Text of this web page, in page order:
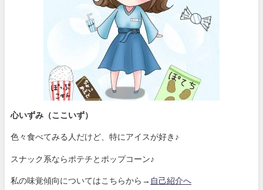
心いずみ（ここいず）
色々食べてみる人だけど、特にアイスが好き♪
スナック系ならポテチとポップコーン♪
私の味覚傾向についてはこちらから→ 自己紹介へ